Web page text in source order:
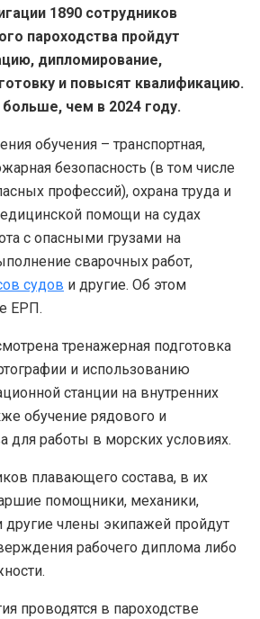
1890 сотрудников
пароходства пройдут
дипломирование,
и повысят квалификацию.
чем в 2024 году.
обучения – транспортная,
безопасность (в том числе
профессий), охрана труда и
помощи на судах
с опасными грузами на
сварочных работ,
судов и другие. Об этом
ЕРП.
тренажерная подготовка
и использованию
станции на внутренних
обучение рядового и
для работы в морских условиях.
плавающего состава, в их
помощники, механики,
другие члены экипажей пройдут
рабочего диплома либо
проводятся в пароходстве